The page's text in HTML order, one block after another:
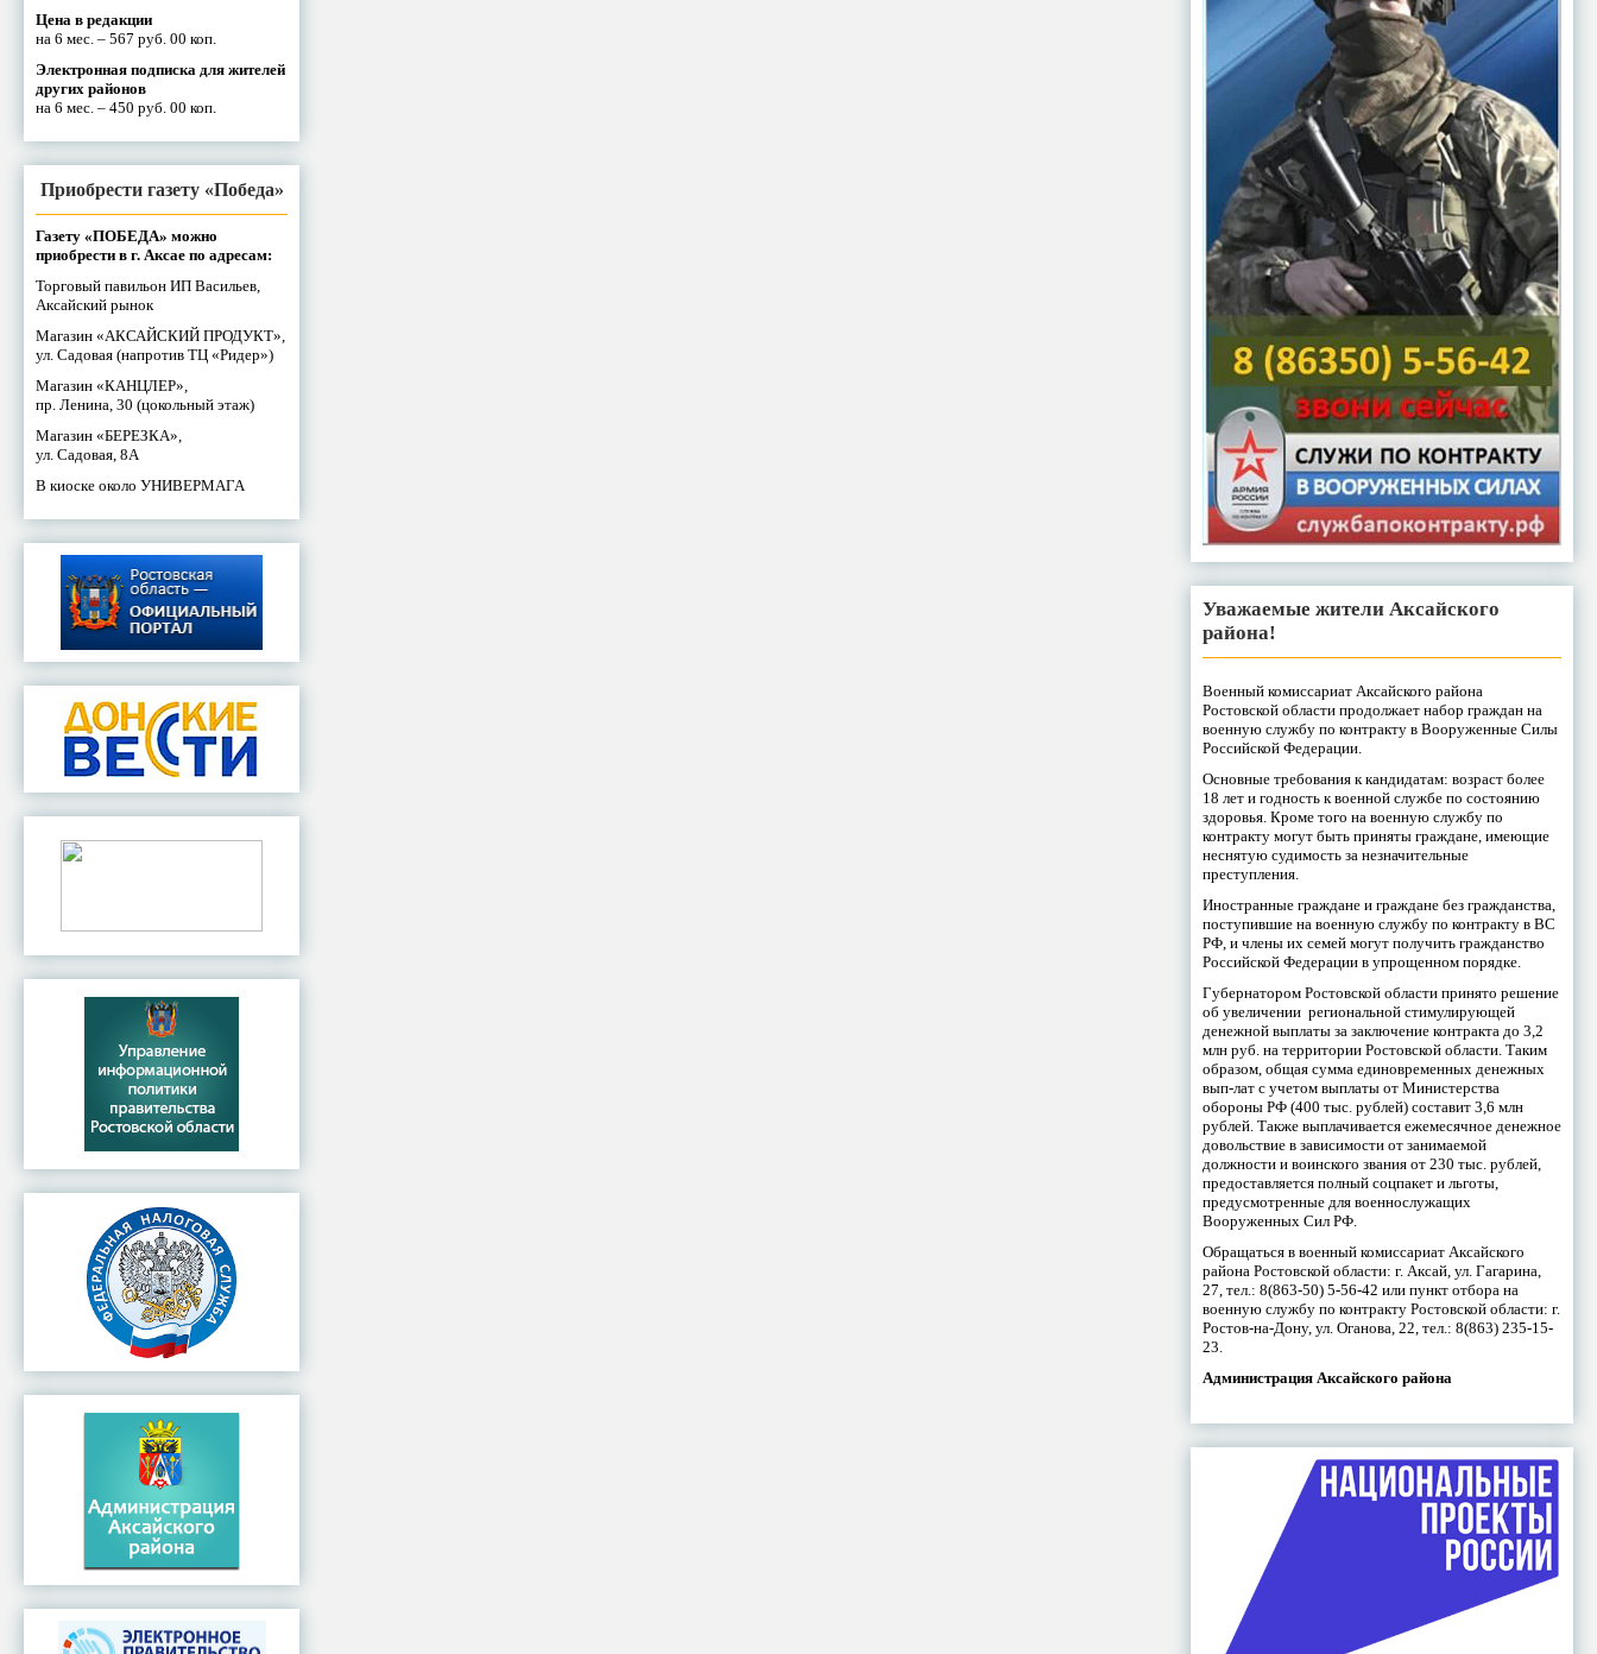
Цена в редакции
на 6 мес. – 567 руб. 00 коп.
Электронная подписка для жителей
других районов
на 6 мес. – 450 руб. 00 коп.
Приобрести газету «Победа»
Газету «ПОБЕДА» можно
приобрести в г. Аксае по адресам:
Торговый павильон ИП Васильев,
Аксайский рынок
Магазин «АКСАЙСКИЙ ПРОДУКТ»,
ул. Садовая (напротив ТЦ «Ридер»)
Магазин «КАНЦЛЕР»,
пр. Ленина, 30 (цокольный этаж)
Магазин «БЕРЕЗКА»,
ул. Садовая, 8А
В киоске около УНИВЕРМАГА
Уважаемые жители Аксайского
района!
Военный комиссариат Аксайского района
Ростовской области продолжает набор граждан на
военную службу по контракту в Вооруженные Силы
Российской Федерации.
Основные требования к кандидатам: возраст более
18 лет и годность к военной службе по состоянию
здоровья. Кроме того на военную службу по
контракту могут быть приняты граждане, имеющие
неснятую судимость за незначительные
преступления.
Иностранные граждане и граждане без гражданства,
поступившие на военную службу по контракту в ВС
РФ, и члены их семей могут получить гражданство
Российской Федерации в упрощенном порядке.
Губернатором Ростовской области принято решение
об увеличении региональной стимулирующей
денежной выплаты за заключение контракта до 3,2
млн руб. на территории Ростовской области. Таким
образом, общая сумма единовременных денежных
вып-лат с учетом выплаты от Министерства
обороны РФ (400 тыс. рублей) составит 3,6 млн
рублей. Также выплачивается ежемесячное денежное
довольствие в зависимости от занимаемой
должности и воинского звания от 230 тыс. рублей,
предоставляется полный соцпакет и льготы,
предусмотренные для военнослужащих
Вооруженных Сил РФ.
Обращаться в военный комиссариат Аксайского
района Ростовской области: г. Аксай, ул. Гагарина,
27, тел.: 8(863-50) 5-56-42 или пункт отбора на
военную службу по контракту Ростовской области: г.
Ростов-на-Дону, ул. Оганова, 22, тел.: 8(863) 235-15-
23.
Администрация Аксайского района